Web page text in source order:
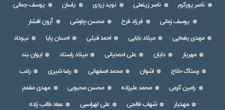
ناصر پورکرم
ناصر زینعلی نوید زردی یاسان
یوسف جمالی
یوسف زمانی
فرزاد فرخ محسن چاوشی
آرون افشار
مهدی یغمایی
میلاد بابایی احمد فیلی احسان پایا
نیوداد
مهریار
دایان علی احمدیانی میلاد راستاد
ایوان بند
رستاک حلاج
اشوان محمد اصفهانی رضا شیری
راغب
رامین کرمی
محمد علیزاده محسن محبوبی
مهدی مقدم
مهدیار
شهاب فالجی علی لهراسبی
عماد طالب زاده